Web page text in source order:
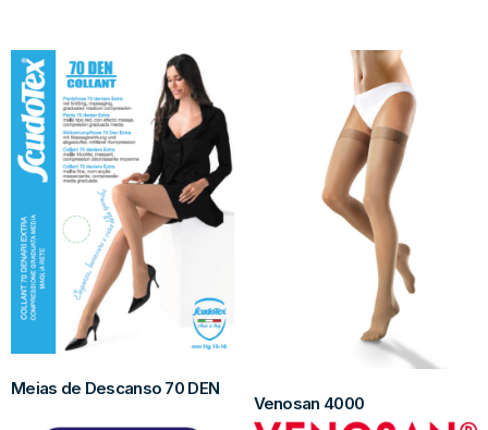
Meias de Descanso 70 DEN
Venosan 4000